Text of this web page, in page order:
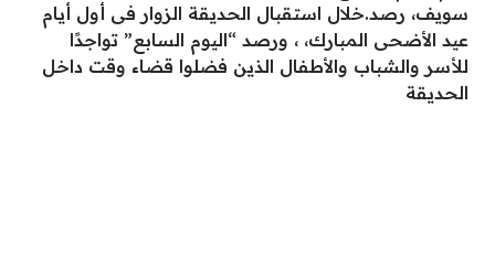
سويف، رصد.خلال استقبال الحديقة الزوار فى أول أيام
عيد الأضحى المبارك، ، ورصد “اليوم السابع” تواجدًا
للأسر والشباب والأطفال الذين فضلوا قضاء وقت داخل
الحديقة